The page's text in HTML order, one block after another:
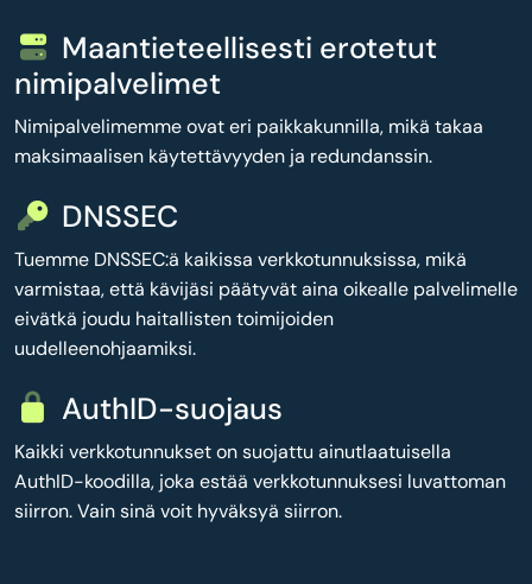
Maantieteellisesti erotetut
nimipalvelimet
Nimipalvelimemme ovat eri paikkakunnilla, mikä takaa
maksimaalisen käytettävyyden ja redundanssin.
DNSSEC
Tuemme DNSSEC:ä kaikissa verkkotunnuksissa, mikä
varmistaa, että kävijäsi päätyvät aina oikealle palvelimelle
eivätkä joudu haitallisten toimijoiden
uudelleenohjaamiksi.
AuthID-suojaus
Kaikki verkkotunnukset on suojattu ainutlaatuisella
AuthID-koodilla, joka estää verkkotunnuksesi luvattoman
siirron. Vain sinä voit hyväksyä siirron.